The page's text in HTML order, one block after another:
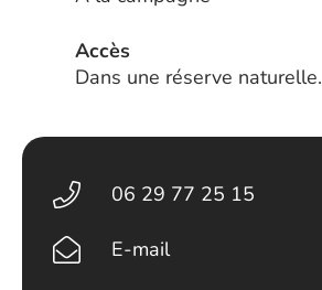
Accès
Dans une réserve naturelle.
06 29 77 25 15
E-mail